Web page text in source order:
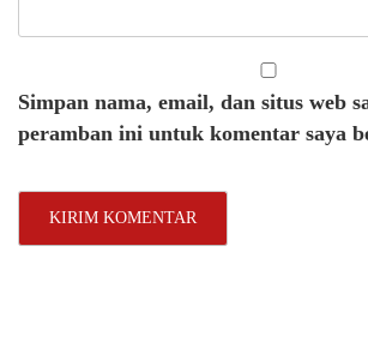
Simpan nama, email, dan situs web
peramban ini untuk komentar saya